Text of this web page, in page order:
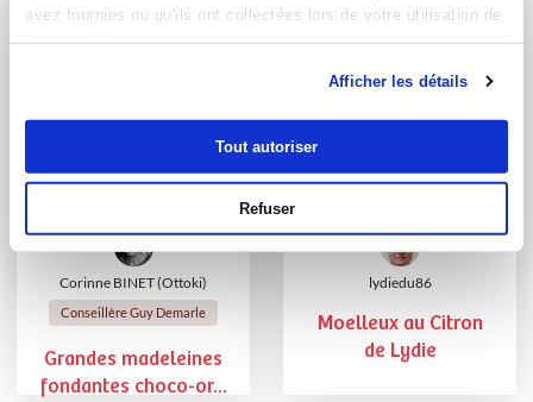
avez fournies ou qu'ils ont collectées lors de votre utilisation de
leurs services.
Afficher les détails
Tout autoriser
Refuser
Corinne BINET (Ottoki)
Conseillère Guy Demarle
Grandes madeleines
fondantes choco-or...
lydiedu86
Moelleux au Citron
de Lydie